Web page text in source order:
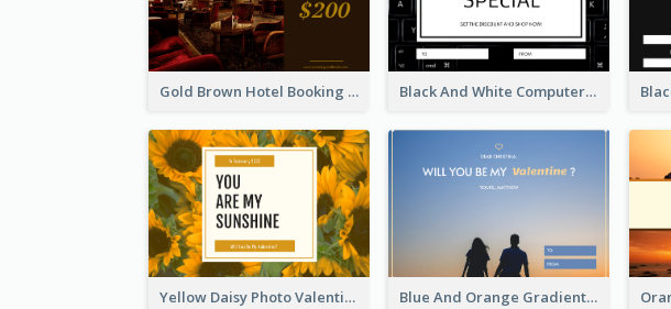
Gold Brown Hotel Booking Gift Card Black And White Computer Photo New Year Gift Card
Yellow Daisy Photo Valentines Day Gift Card Blue And Orange Gradient Photo Valentines Day Gift Card